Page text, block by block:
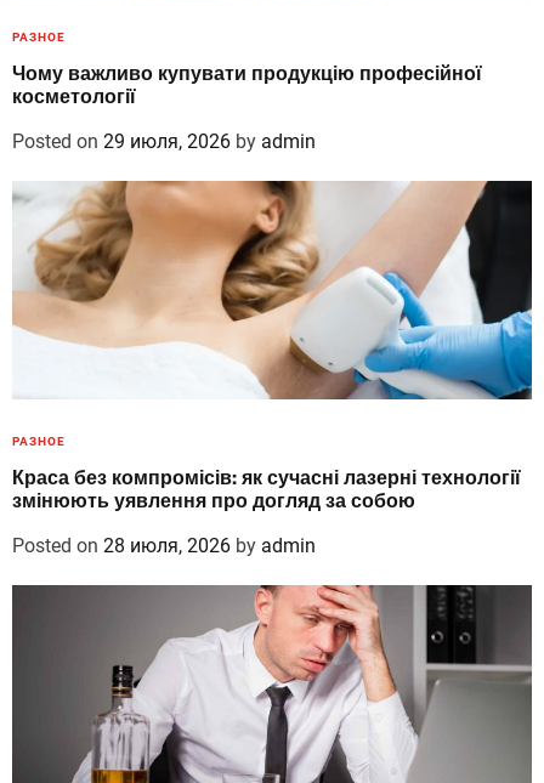
РАЗНОЕ
Чому важливо купувати продукцію професійної
косметології
Posted on 29 июля, 2026 by admin
РАЗНОЕ
Краса без компромісів: як сучасні лазерні технології
змінюють уявлення про догляд за собою
Posted on 28 июля, 2026 by admin